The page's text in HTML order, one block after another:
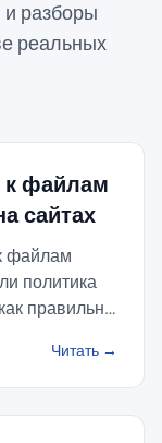
разборы
реальных
к файлам
сайтах
файлам
политика
правильно
Читать →